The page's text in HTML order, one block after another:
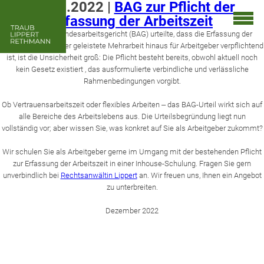
17.12.2022 | BAG zur Pflicht der
Erfassung der Arbeitszeit
Seitdem das Bundesarbeitsgericht (BAG) urteilte, dass die Erfassung der
Arbeitszeit auch über geleistete Mehrarbeit hinaus für Arbeitgeber verpflichtend
ist, ist die Unsicherheit groß: Die Pflicht besteht bereits, obwohl aktuell noch
kein Gesetz existiert , das ausformulierte verbindliche und verlässliche
Rahmenbedingungen vorgibt.
Ob Vertrauensarbeitszeit oder flexibles Arbeiten ‒ das BAG-Urteil wirkt sich auf
alle Bereiche des Arbeitslebens aus. Die Urteilsbegründung liegt nun
vollständig vor; aber wissen Sie, was konkret auf Sie als Arbeitgeber zukommt?
Wir schulen Sie als Arbeitgeber gerne im Umgang mit der bestehenden Pflicht
zur Erfassung der Arbeitszeit in einer Inhouse-Schulung. Fragen Sie gern
unverbindlich bei Rechtsanwältin Lippertan. Wir freuen uns, Ihnen ein Angebot
zu unterbreiten.
Dezember 2022